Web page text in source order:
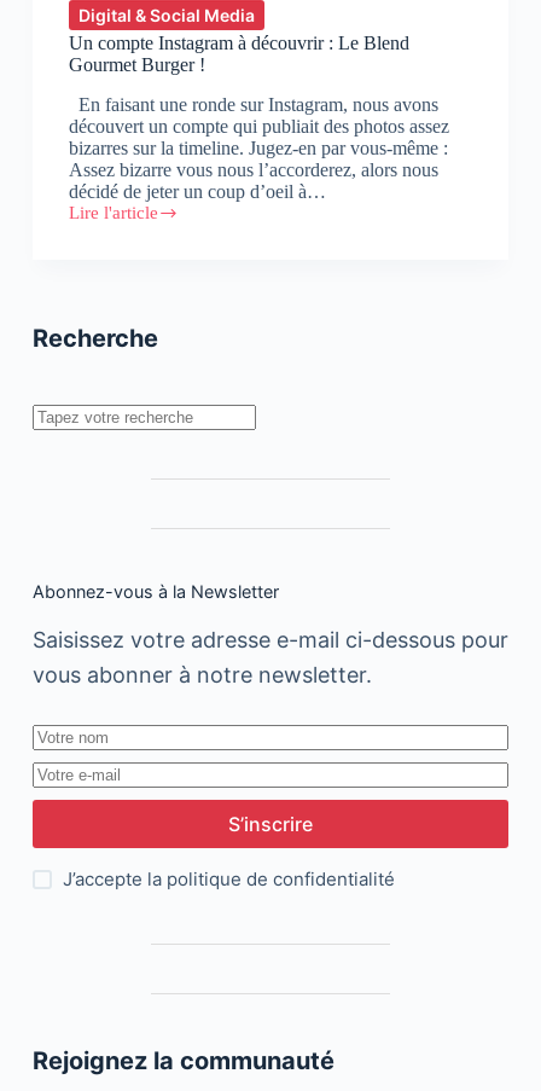
Digital & Social Media
Un compte Instagram à découvrir : Le Blend
Gourmet Burger !
En faisant une ronde sur Instagram, nous avons
découvert un compte qui publiait des photos assez
bizarres sur la timeline. Jugez-en par vous-même :
Assez bizarre vous nous l’accorderez, alors nous
décidé de jeter un coup d’oeil à…
Lire l'article
Un
Le
Burger
!
Recherche
Rechercher
Abonnez-vous à la Newsletter
Saisissez votre adresse e-mail ci-dessous pour
vous abonner à notre newsletter.
S’inscrire
J’accepte la politique de confidentialité
Rejoignez la communauté